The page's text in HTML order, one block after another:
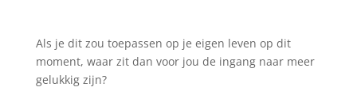
Als je dit zou toepassen op je eigen leven op dit
moment, waar zit dan voor jou de ingang naar meer
gelukkig zijn?